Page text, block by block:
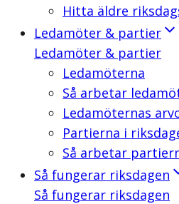
Hitta äldre
Ledamöter & partier
Ledamöter & partier
Ledamöterna
Så arbetar
Ledamöternas
Partierna i
Så arbetar
Så fungerar riksdagen
Så fungerar riksdagen